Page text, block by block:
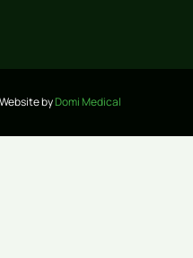
byDomi Medical